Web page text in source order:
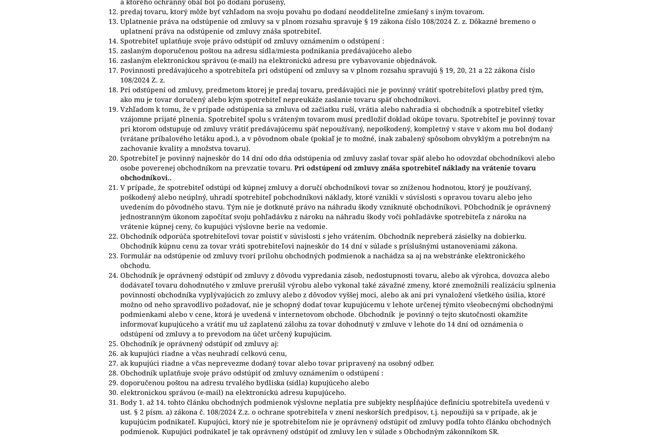
predaj tovaru, ktorý môže byť vzhľadom na svoju povahu po dodaní neoddeliteľne zmiešaný s iným tovarom.
Uplatnenie práva na odstúpenie od zmluvy sa v plnom rozsahu spravuje § 19 zákona číslo 108/2024 Z. z. Dôkazné bremeno o
uplatnení práva na odstúpenie od zmluvy znáša spotrebiteľ.
Spotrebiteľ uplatňuje svoje právo odstúpiť od zmluvy oznámením o odstúpení :
zaslaným doporučenou poštou na adresu sídla/miesta podnikania predávajúceho alebo
zaslaným elektronickou správou (e-mail) na elektronickú adresu pre vybavovanie objednávok.
Povinnosti predávajúceho a spotrebiteľa pri odstúpení od zmluvy sa v plnom rozsahu spravujú § 19, 20, 21 a 22 zákona číslo
108/2024 Z. z.
Pri odstúpení od zmluvy, predmetom ktorej je predaj tovaru, predávajúci nie je povinný vrátiť spotrebiteľovi platby pred tým,
ako mu je tovar doručený alebo kým spotrebiteľ nepreukáže zaslanie tovaru späť obchodníkovi.
Vzhľadom k tomu, že v prípade odstúpenia sa zmluva od začiatku ruší, vrátia alebo nahradia si obchodník a spotrebiteľ všetky
vzájomne prijaté plnenia. Spotrebiteľ spolu s vráteným tovarom musí predložiť doklad okúpe tovaru. Spotrebiteľ je povinný tovar
pri ktorom odstupuje od zmluvy vrátiť predávajúcemu späť nepoužívaný, nepoškodený, kompletný v stave v akom mu bol dodaný
(vrátane príbalového letáku apod.), a v pôvodnom obale (pokiaľ je to možné, inak zabalený spôsobom obvyklým a potrebným na
zachovanie kvality a množstva tovaru).
Spotrebiteľ je povinný najneskôr do 14 dní odo dňa odstúpenia od zmluvy zaslať tovar späť alebo ho odovzdať obchodníkovi alebo
osobe poverenej obchodníkom na prevzatie tovaru. Pri odstúpení od zmluvy znáša spotrebiteľ náklady na vrátenie tovaru
obchodníkovi..
V prípade, že spotrebiteľ odstúpi od kúpnej zmluvy a doručí obchodníkovi tovar so zníženou hodnotou, ktorý je používaný,
poškodený alebo neúplný, uhradí spotrebiteľ pobchodníkovi náklady, ktoré vznikli v súvislosti s opravou tovaru alebo jeho
uvedením do pôvodného stavu. Tým nie je dotknuté právo na náhradu škody vzniknuté obchodníkovi. PObchodník je oprávnený
jednostranným úkonom započítať svoju pohľadávku z nároku na náhradu škody voči pohľadávke spotrebiteľa z nároku na
vrátenie kúpnej ceny, čo kupujúci výslovne berie na vedomie.
Obchodník odporúča spotrebiteľovi tovar poistiť v súvislosti s jeho vrátením. Obchodník nepreberá zásielky na dobierku.
Obchodník kúpnu cenu za tovar vráti spotrebiteľovi najneskôr do 14 dní v súlade s príslušnými ustanoveniami zákona.
Formulár na odstúpenie od zmluvy tvorí prílohu obchodných podmienok a nachádza sa aj na webstránke elektronického
obchodu.
Obchodník je oprávnený odstúpiť od zmluvy z dôvodu vypredania zásob, nedostupnosti tovaru, alebo ak výrobca, dovozca alebo
dodávateľ tovaru dohodnutého v zmluve prerušil výrobu alebo vykonal také závažné zmeny, ktoré znemožnili realizáciu splnenia
povinností obchodníka vyplývajúcich zo zmluvy alebo z dôvodov vyššej moci, alebo ak ani pri vynaložení všetkého úsilia, ktoré
možno od neho spravodlivo požadovať, nie je schopný dodať tovar kupujúcemu v lehote určenej týmito všeobecnými obchodnými
podmienkami alebo v cene, ktorá je uvedená v internetovom obchode. Obchodník je povinný o tejto skutočnosti okamžite
informovať kupujúceho a vrátiť mu už zaplatenú zálohu za tovar dohodnutý v zmluve v lehote do 14 dní od oznámenia o
odstúpení od zmluvy a to prevodom na účet určený kupujúcim.
Obchodník je oprávnený odstúpiť od zmluvy aj:
ak kupujúci riadne a včas neuhradí celkovú cenu,
ak kupujúci riadne a včas neprevezme dodaný tovar alebo tovar pripravený na osobný odber.
Obchodník uplatňuje svoje právo odstúpiť od zmluvy oznámením o odstúpení :
doporučenou poštou na adresu trvalého bydliska (sídla) kupujúceho alebo
elektronickou správou (e-mail) na elektronickú adresu kupujúceho.
Body 1. až 14. tohto článku obchodných podmienok výslovne neplatia pre subjekty nespĺňajúce definíciu spotrebiteľa uvedenú v
ust. § 2 písm. a) zákona č. 108/2024 Z.z. o ochrane spotrebiteľa v znení neskorších predpisov, t.j. nepoužijú sa v prípade, ak je
kupujúcim podnikateľ. Kupujúci, ktorý nie je spotrebiteľom nie je oprávnený odstúpiť od zmluvy podľa tohto článku obchodných
podmienok. Kupujúci podnikateľ je tak oprávnený odstúpiť od zmluvy len v súlade s Obchodným zákonníkom SR.